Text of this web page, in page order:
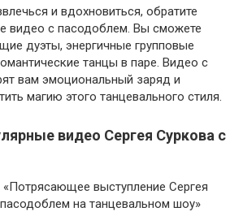
и вдохновиться, обратите
видео с пасодоблем. Вы сможете
дуэты, энергичные групповые
танцы в паре. Видео с
вам эмоциональный заряд и
магию этого танцевального стиля.
видео Сергея Суркова с
выступление Сергея
на танцевальном шоу»